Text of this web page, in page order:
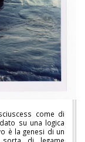
come di
su una logica
è la genesi di un